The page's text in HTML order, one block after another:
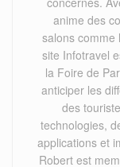
anime des
salons comme
site Infotravel
la Foire de
anticiper les
des
technologies,
applications et
Robert est